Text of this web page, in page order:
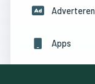
Adverteren
Apps